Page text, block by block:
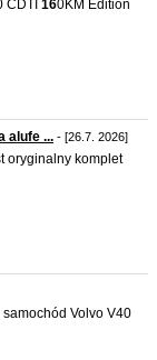
CDTI 160KM Edition
alufe ... - [26.7. 2026]
oryginalny komplet
Volvo V40